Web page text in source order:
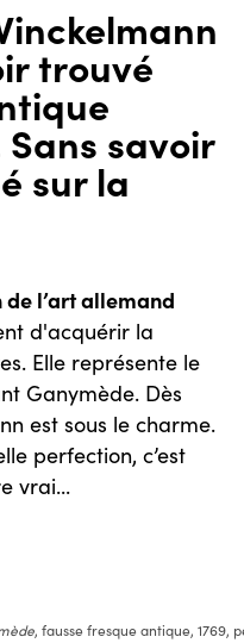
trouvé
savoir
sur la
de l’art allemand
d'acquérir la
Elle représente le
Ganymède. Dès
est sous le charme.
perfection, c’est
vrai...
, fausse fresque antique, 1769,